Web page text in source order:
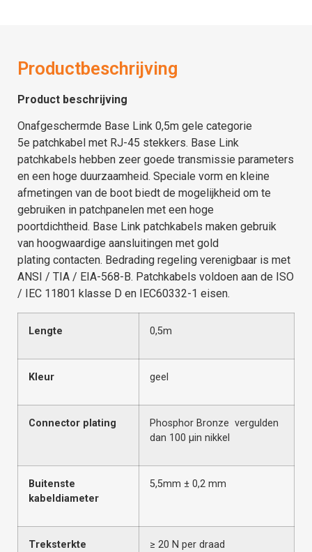
Productbeschrijving
Product beschrijving
Onafgeschermde Base Link 0,5m gele categorie
5e patchkabel met RJ-45 stekkers. Base Link
patchkabels hebben zeer goede transmissie parameters
en een hoge duurzaamheid. Speciale vorm en kleine
afmetingen van de boot biedt de mogelijkheid om te
gebruiken in patchpanelen met een hoge
poortdichtheid. Base Link patchkabels maken gebruik
van hoogwaardige aansluitingen met gold
plating contacten. Bedrading regeling verenigbaar is met
ANSI / TIA / EIA-568-B. Patchkabels voldoen aan de ISO
/ IEC 11801 klasse D en IEC60332-1 eisen.
Lengte 0,5m
Kleur geel
Connector plating
Phosphor Bronze vergulden
dan 100 μin nikkel
Buitenste
kabeldiameter
5,5mm ± 0,2 mm
Treksterkte ≥ 20 N per draad